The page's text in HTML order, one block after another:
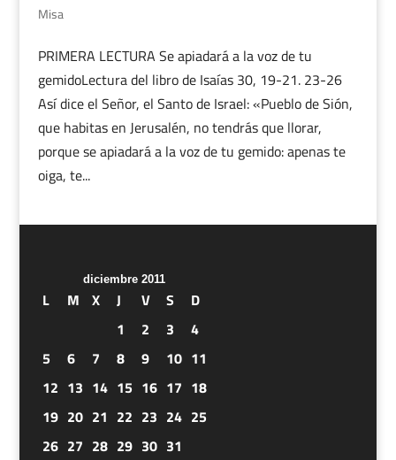
Misa
PRIMERA LECTURA Se apiadará a la voz de tu
gemidoLectura del libro de Isaías 30, 19-21. 23-26
Así dice el Señor, el Santo de Israel: «Pueblo de Sión,
que habitas en Jerusalén, no tendrás que llorar,
porque se apiadará a la voz de tu gemido: apenas te
oiga, te...
diciembre 2011
L M X J V S
D
1
2 3
4
5
6 7 8 9 10 11
12 13 14 15 16 17 18
19 20 21 22 23 24 25
26 27 28 29 30 31